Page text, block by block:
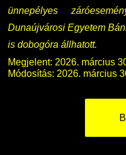
ünnepélyes
Dunaújvárosi Egyetem
is dobogóra állhatott.
Megjelent: 2026. március
Módosítás: 2026. március